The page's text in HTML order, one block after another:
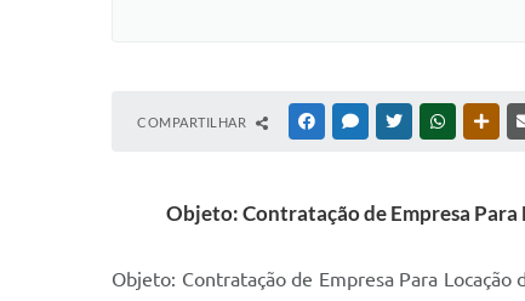
COMPARTILHAR FACEBOOKMESSENGER
TWITTERWHATSAPP
Objeto: Contratação de Empresa
Objeto: Contratação de Empresa Para